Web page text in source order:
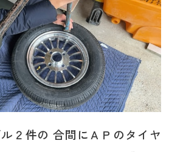
２件の 合間にＡＰのタイヤ